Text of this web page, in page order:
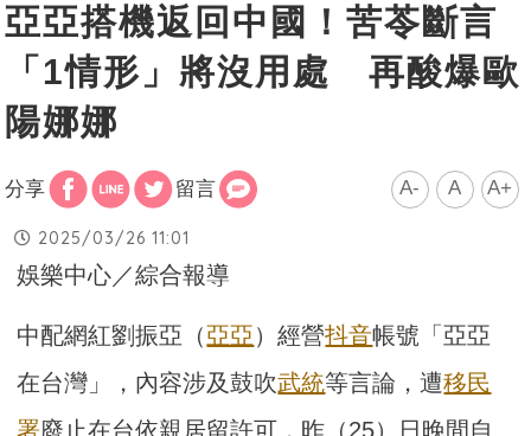
亞亞搭機返回中國！苦苓斷言
「1情形」將沒用處 再酸爆歐
陽娜娜
分享 留言 A- A A+
2025/03/26 11:01
娛樂中心／綜合報導
中配網紅劉振亞（亞亞）經營抖音帳號「亞亞
在台灣」，內容涉及鼓吹武統等言論，遭移民
署廢止在台依親居留許可，昨（25）日晚間自